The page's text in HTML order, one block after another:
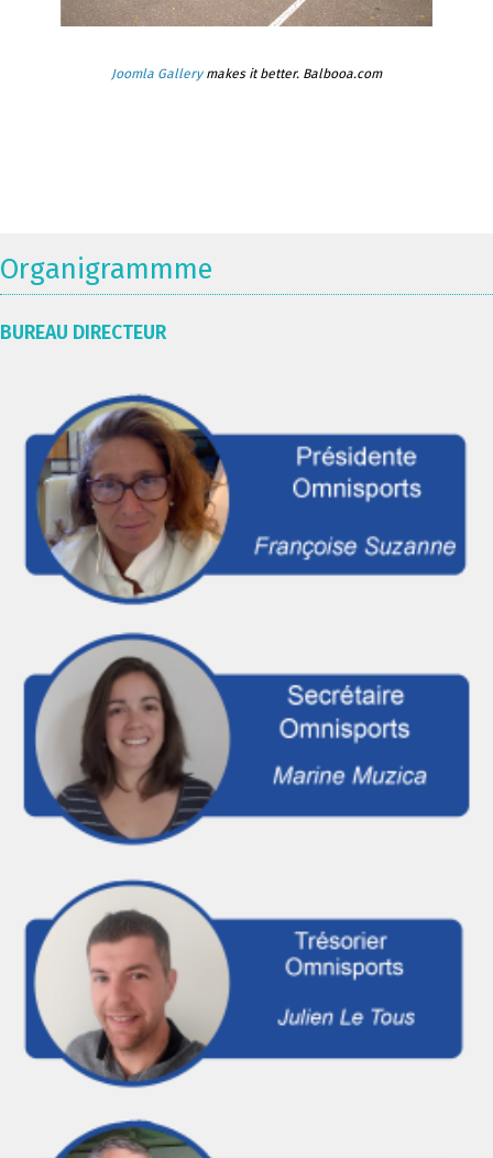
Joomla Gallerymakes it better. Balbooa.com
Organigrammme
BUREAU DIRECTEUR